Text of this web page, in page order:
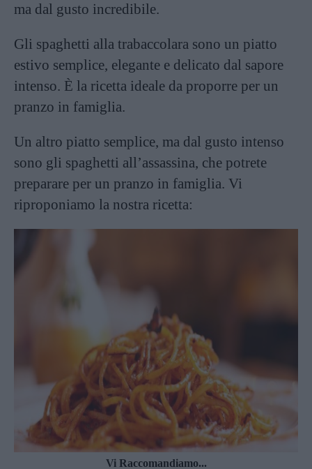
ma dal gusto incredibile.
Gli spaghetti alla trabaccolara sono un piatto
estivo semplice, elegante e delicato dal sapore
intenso. È la ricetta ideale da proporre per un
pranzo in famiglia.
Un altro piatto semplice, ma dal gusto intenso
sono gli spaghetti all’assassina, che potrete
preparare per un pranzo in famiglia. Vi
riproponiamo la nostra ricetta:
Vi Raccomandiamo...